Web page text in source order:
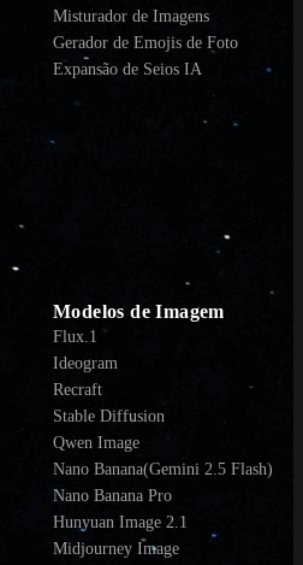
Misturador de Imagens
Gerador de Emojis de Foto
Expansão de Seios IA
Modelos de Imagem
Flux.1
Ideogram
Recraft
Stable Diffusion
Qwen Image
Nano Banana(Gemini 2.5 Flash)
Nano Banana Pro
Hunyuan Image 2.1
Midjourney Image